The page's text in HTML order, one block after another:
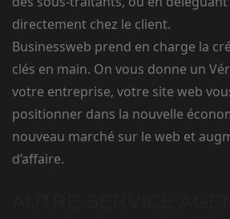
directement chez le client.
Businessweb prend en charge la
clés en main. On vous donne un
votre entreprise, votre site web
positionner dans la nouvelle
nouveau marché sur le web et
d’affaire.